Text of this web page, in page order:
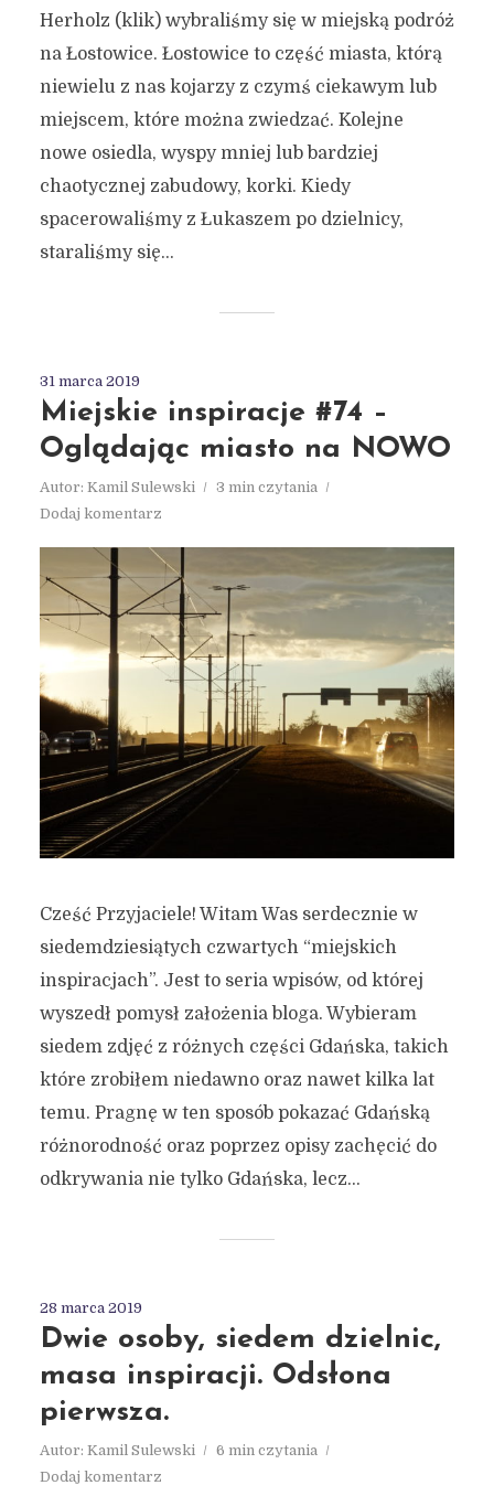
Herholz (klik) wybraliśmy się w miejską podróż
na Łostowice. Łostowice to część miasta, którą
niewielu z nas kojarzy z czymś ciekawym lub
miejscem, które można zwiedzać. Kolejne
nowe osiedla, wyspy mniej lub bardziej
chaotycznej zabudowy, korki. Kiedy
spacerowaliśmy z Łukaszem po dzielnicy,
staraliśmy się...
31 marca 2019
Miejskie inspiracje #74 –
Oglądając miasto na NOWO
Autor: Kamil Sulewski
3 min czytania
Dodaj komentarz
Cześć Przyjaciele! Witam Was serdecznie w
siedemdziesiątych czwartych “miejskich
inspiracjach”. Jest to seria wpisów, od której
wyszedł pomysł założenia bloga. Wybieram
siedem zdjęć z różnych części Gdańska, takich
które zrobiłem niedawno oraz nawet kilka lat
temu. Pragnę w ten sposób pokazać Gdańską
różnorodność oraz poprzez opisy zachęcić do
odkrywania nie tylko Gdańska, lecz...
28 marca 2019
Dwie osoby, siedem dzielnic,
masa inspiracji. Odsłona
pierwsza.
Autor: Kamil Sulewski
6 min czytania
Dodaj komentarz